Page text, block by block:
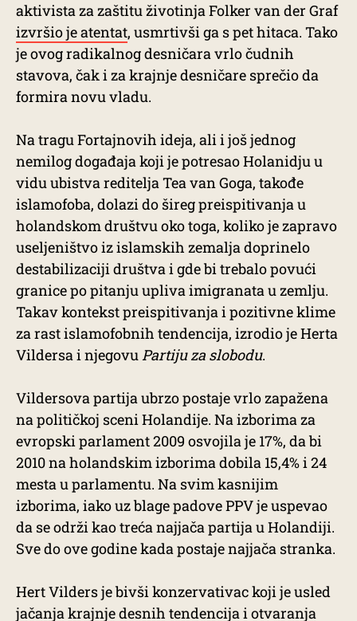
aktivista za zaštitu životinja Folker van der Graf
izvršio je atentat, usmrtivši ga s pet hitaca. Tako
je ovog radikalnog desničara vrlo čudnih
stavova, čak i za krajnje desničare sprečio da
formira novu vladu.
Na tragu Fortajnovih ideja, ali i još jednog
nemilog događaja koji je potresao Holanidju u
vidu ubistva reditelja Tea van Goga, takođe
islamofoba, dolazi do šireg preispitivanja u
holandskom društvu oko toga, koliko je zapravo
useljeništvo iz islamskih zemalja doprinelo
destabilizaciji društva i gde bi trebalo povući
granice po pitanju upliva imigranata u zemlju.
Takav kontekst preispitivanja i pozitivne klime
za rast islamofobnih tendencija, izrodio je Herta
Vildersa i njegovuPartiju za slobodu.
Vildersova partija ubrzo postaje vrlo zapažena
na političkoj sceni Holandije. Na izborima za
evropski parlament 2009 osvojila je 17%, da bi
2010 na holandskim izborima dobila 15,4% i 24
mesta u parlamentu. Na svim kasnijim
izborima, iako uz blage padove PPV je uspevao
da se održi kao treća najjača partija u Holandiji.
Sve do ove godine kada postaje najjača stranka.
Hert Vilders je bivši konzervativac koji je usled
jačanja krajnje desnih tendencija i otvaranja